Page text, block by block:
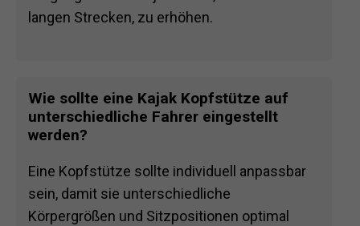
langen Strecken, zu erhöhen.
Wie sollte eine Kajak Kopfstütze auf
unterschiedliche Fahrer eingestellt
werden?
Eine Kopfstütze sollte individuell anpassbar
sein, damit sie unterschiedliche
Körpergrößen und Sitzpositionen optimal